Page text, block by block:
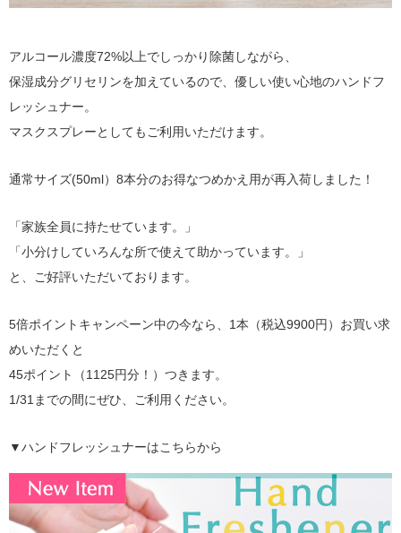
アルコール濃度72%以上でしっかり除菌しながら、
保湿成分グリセリンを加えているので、優しい使い心地のハンドフ
レッシュナー。
マスクスプレーとしてもご利用いただけます。
通常サイズ(50ml）8本分のお得なつめかえ用が再入荷しました！
「家族全員に持たせています。」
「小分けしていろんな所で使えて助かっています。」
と、ご好評いただいております。
5倍ポイントキャンペーン中の今なら、1本（税込9900円）お買い求
めいただくと
45ポイント（1125円分！）つきます。
1/31までの間にぜひ、ご利用ください。
▼ハンドフレッシュナーはこちらから